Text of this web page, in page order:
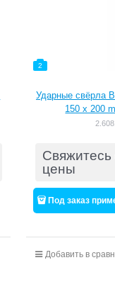
2
Ударные свёрла
150 x 200
Свяжитесь
цены
Под заказ
Добавить в